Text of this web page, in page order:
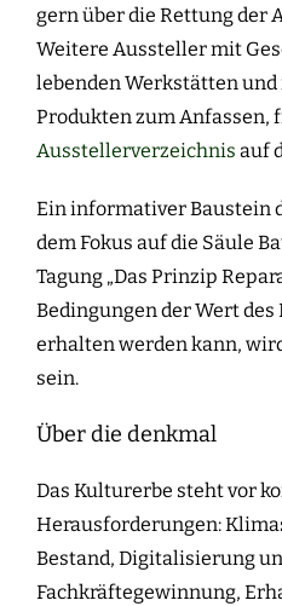
gern über die Rettung der
Weitere Aussteller mit
lebenden Werkstätten
Produkten zum Anfassen,
Ausstellerverzeichnis auf
Ein informativer Baustein
dem Fokus auf die Säule
Tagung „Das Prinzip
Bedingungen der Wert
erhalten werden kann,
sein.
Über die denkmal
Das Kulturerbe steht vor
Herausforderungen:
Bestand, Digitalisierung
Fachkräftegewinnung,